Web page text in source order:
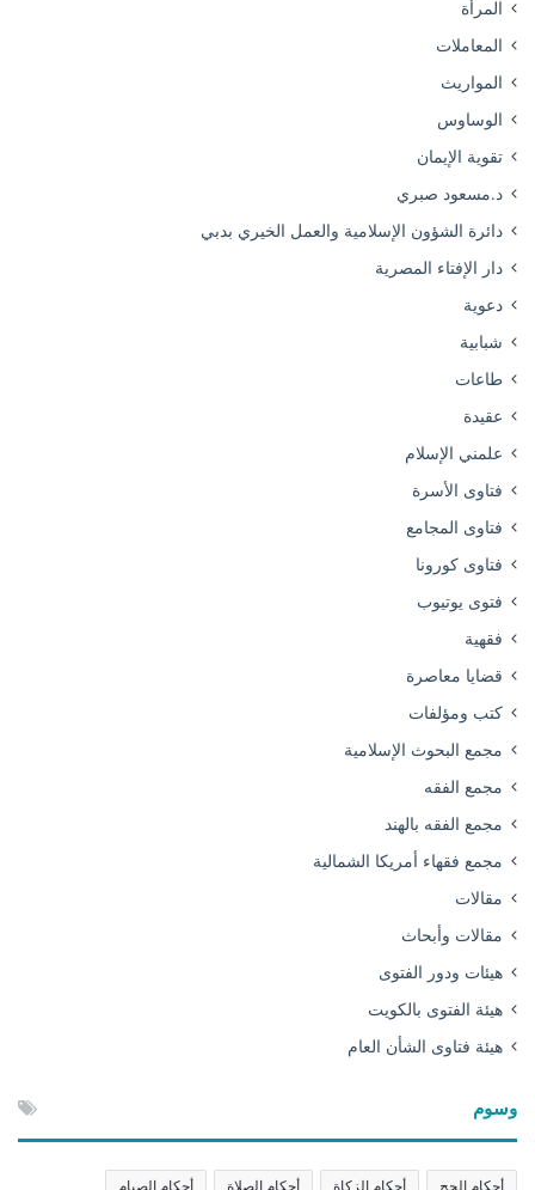
المرأة
المعاملات
المواريث
الوساوس
تقوية الإيمان
د.مسعود صبري
دائرة الشؤون الإسلامية والعمل الخيري بدبي
دار الإفتاء المصرية
دعوية
شبابية
طاعات
عقيدة
علمني الإسلام
فتاوى الأسرة
فتاوى المجامع
فتاوى كورونا
فتوى يوتيوب
فقهية
قضايا معاصرة
كتب ومؤلفات
مجمع البحوث الإسلامية
مجمع الفقه
مجمع الفقه بالهند
مجمع فقهاء أمريكا الشمالية
مقالات
مقالات وأبحاث
هيئات ودور الفتوى
هيئة الفتوى بالكويت
هيئة فتاوى الشأن العام
وسوم
أحكام الحج أحكام الزكاة أحكام الصلاة أحكام الصيام